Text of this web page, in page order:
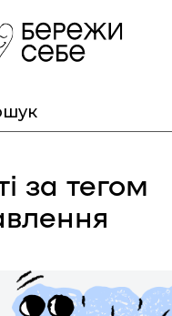
за тегом